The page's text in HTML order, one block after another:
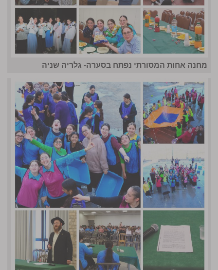
מחנה אחות המסורתי נפתח בסערה- גלריה שניה